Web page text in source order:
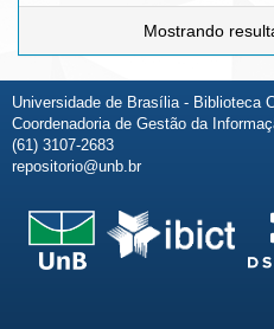
Mostrando
Universidade de Brasília - Biblioteca
Coordenadoria de Gestão da
(61) 3107-2683
repositorio@unb.br